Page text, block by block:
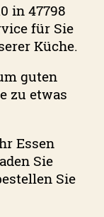
in 47798
für Sie
Küche.
guten
zu etwas
Essen
Sie
Sie